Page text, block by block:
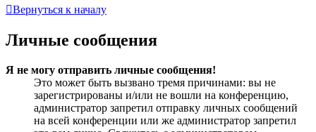
Вернуться к началу
Личные сообщения
Я не могу отправить личные сообщения!
Это может быть вызвано тремя причинами: вы не
зарегистрированы и/или не вошли на конференцию,
администратор запретил отправку личных сообщений
на всей конференции или же администратор запретил